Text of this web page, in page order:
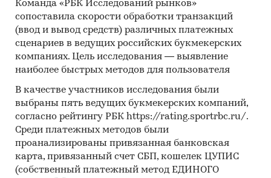
РФ, федеральные округа и регионы РФ, страны
мира
Категории: Промышленность / ... /
Производство неорганических веществ /
Производство углерода
Россия
Команда «РБК Исследований рынков»
сопоставила скорости обработки транзакций
(ввод и вывод средств) различных платежных
сценариев в ведущих российских букмекерских
компаниях. Цель исследования — выявление
наиболее быстрых методов для пользователя
В качестве участников исследования были
выбраны пять ведущих букмекерских компаний,
согласно рейтингу РБК https://rating.sportrbc.ru/.
Среди платежных методов были
проанализированы привязанная банковская
карта, привязанный счет СБП, кошелек ЦУПИС
(собственный платежный метод ЕДИНОГО